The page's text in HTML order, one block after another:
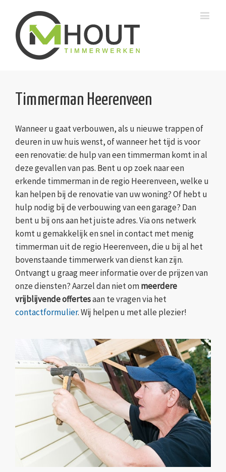
Timmerman Heerenveen
Wanneer u gaat verbouwen, als u nieuwe trappen of
deuren in uw huis wenst, of wanneer het tijd is voor
een renovatie: de hulp van een timmerman komt in al
deze gevallen van pas. Bent u op zoek naar een
erkende timmerman in de regio Heerenveen, welke u
kan helpen bij de renovatie van uw woning? Of hebt u
hulp nodig bij de verbouwing van een garage? Dan
bent u bij ons aan het juiste adres. Via ons netwerk
komt u gemakkelijk en snel in contact met menig
timmerman uit de regio Heerenveen, die u bij al het
bovenstaande timmerwerk van dienst kan zijn.
Ontvangt u graag meer informatie over de prijzen van
onze diensten? Aarzel dan niet ommeerdere
vrijblijvende offertesaan te vragen via het
contactformulier. Wij helpen u met alle plezier!